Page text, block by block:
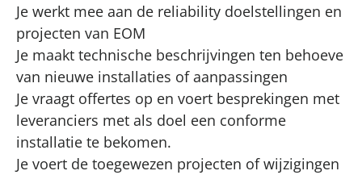
Je werkt mee aan de reliability doelstellingen en
projecten van EOM
Je maakt technische beschrijvingen ten behoeve
van nieuwe installaties of aanpassingen
Je vraagt offertes op en voert besprekingen met
leveranciers met als doel een conforme
installatie te bekomen.
Je voert de toegewezen projecten of wijzigingen